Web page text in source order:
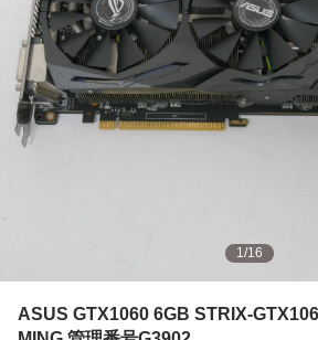
1/16
ASUS GTX1060 6GB STRIX-